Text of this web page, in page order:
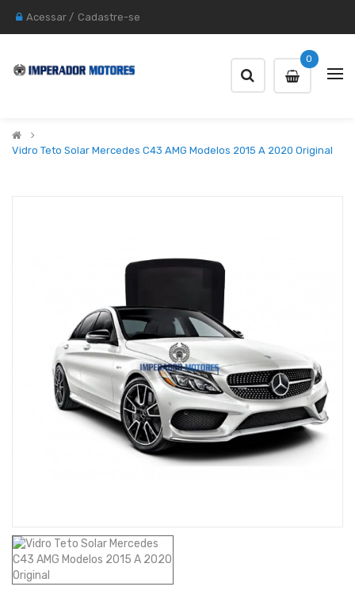
Acessar / Cadastre-se
0
Vidro Teto Solar Mercedes C43 AMG Modelos 2015 A 2020 Original